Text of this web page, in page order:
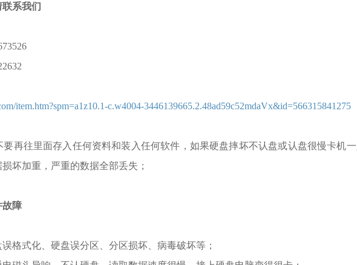
系我们
item.htm?spm=a1z10.1-c.w4004-3446139665.2.48ad59c52mdaVx&id=566315841275
要再往里面存入任何资料和装入任何软件，如果硬盘摔坏不认盘或认盘很慢卡机
坏加重，严重的数据全部丢失；
故障
格式化、硬盘误分区、分区损坏、病毒破坏等；